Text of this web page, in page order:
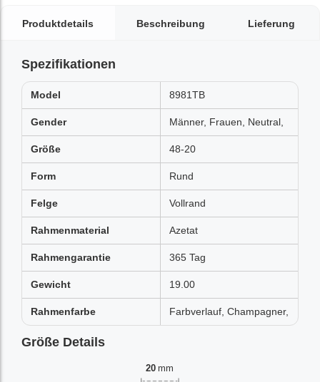
Produktdetails Beschreibung Lieferung
Spezifikationen
Model 8981TB
Gender Männer, Frauen, Neutral,
Größe 48-20
Form Rund
Felge Vollrand
Rahmenmaterial Azetat
Rahmengarantie 365 Tag
Gewicht 19.00
Rahmenfarbe Farbverlauf, Champagner,
Größe Details
20 mm